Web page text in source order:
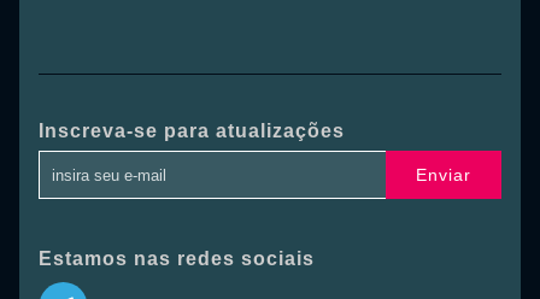
Inscreva-se para atualizações
Enviar
Estamos nas redes sociais